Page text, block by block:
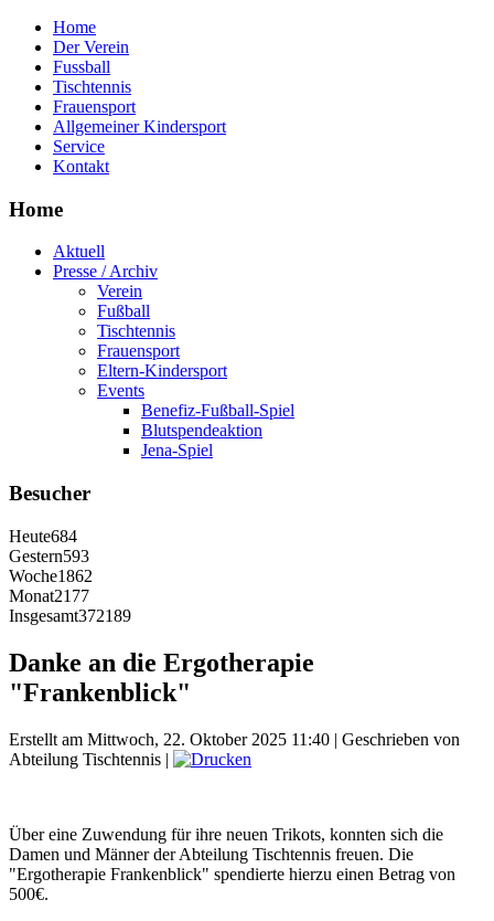
Home
Der Verein
Fussball
Tischtennis
Frauensport
Allgemeiner Kindersport
Service
Kontakt
Home
Aktuell
Presse / Archiv
Verein
Fußball
Tischtennis
Frauensport
Eltern-Kindersport
Events
Benefiz-Fußball-Spiel
Blutspendeaktion
Jena-Spiel
Besucher
Heute684
Gestern593
Woche1862
Monat2177
Insgesamt372189
Danke an die Ergotherapie
"Frankenblick"
Erstellt am Mittwoch, 22. Oktober 2025 11:40 | Geschrieben von
Abteilung Tischtennis |
Über eine Zuwendung für ihre neuen Trikots, konnten sich die
Damen und Männer der Abteilung Tischtennis freuen. Die
"Ergotherapie Frankenblick" spendierte hierzu einen Betrag von
500€.